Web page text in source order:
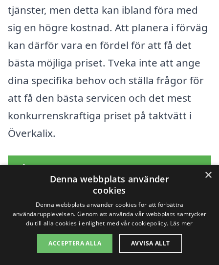
tjänster, men detta kan ibland föra med
sig en högre kostnad. Att planera i förväg
kan därför vara en fördel för att få det
bästa möjliga priset. Tveka inte att ange
dina specifika behov och ställa frågor för
att få den bästa servicen och det mest
konkurrenskraftiga priset på taktvätt i
Överkalix.
Få 3 erbjudanden, gratis och utan
förpliktelser
Sök efter en
×
Denna webbplats använder
cookies
Denna webbplats använder cookies för att förbättra
användarupplevelsen. Genom att använda vår webbplats samtycker
du till alla cookies i enlighet med vår cookiepolicy. Läs mer
ACCEPTERA ALLA AVVISA ALLT